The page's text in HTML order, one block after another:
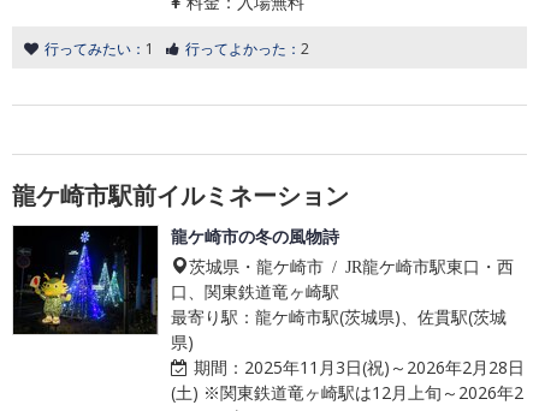
行ってみたい： 1 行ってよかった： 2
龍ケ崎市駅前イルミネーション
龍ケ崎市の冬の風物詩
茨城県・龍ケ崎市 / JR龍ケ崎市駅東口・西
口、関東鉄道竜ヶ崎駅
最寄り駅：龍ケ崎市駅(茨城県)、佐貫駅(茨城
県)
期間： 2025年11月3日(祝)～2026年2月28日
(土) ※関東鉄道竜ヶ崎駅は12月上旬～2026年2